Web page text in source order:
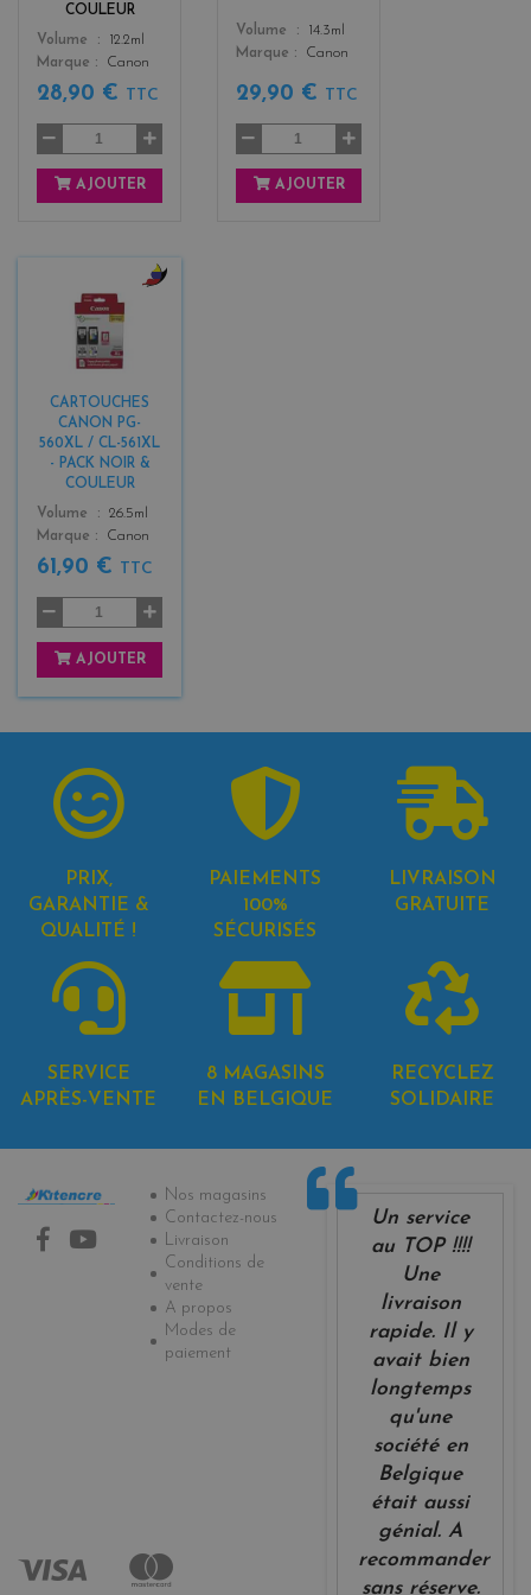
COULEUR
Color
Volume
12.2ml
Marque
Canon
28,90 € TTC
AJOUTER
Color
Volume
14.3ml
Marque
Canon
29,90 € TTC
AJOUTER
CARTOUCHES
CANON PG-
560XL / CL-561XL
- PACK NOIR &
COULEUR
Color
k
3
Volume
26.5ml
Marque
Canon
61,90 € TTC
AJOUTER
PRIX,
GARANTIE &
QUALITÉ !
PAIEMENTS
100%
SÉCURISÉS
LIVRAISON
GRATUITE
SERVICE
APRÈS-VENTE
8 MAGASINS
EN BELGIQUE
RECYCLEZ
SOLIDAIRE
Informations
Nos magasins
Contactez-nous
Livraison
Conditions de
vente
A propos
Modes de
paiement
Un service
au TOP !!!!
Une
livraison
rapide. Il y
avait bien
longtemps
qu'une
société en
Belgique
était aussi
génial. A
recommander
sans réserve.